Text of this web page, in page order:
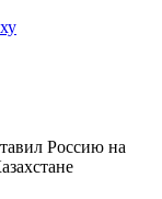
Россию на